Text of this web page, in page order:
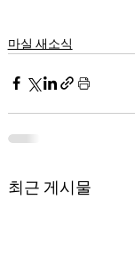
마실 새소식
최근 게시물